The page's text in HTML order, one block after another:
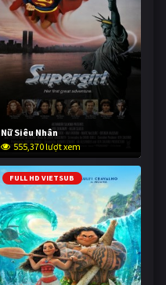
Nữ Siêu Nhân
555,370 lượt xem
FULL HD VIETSUB